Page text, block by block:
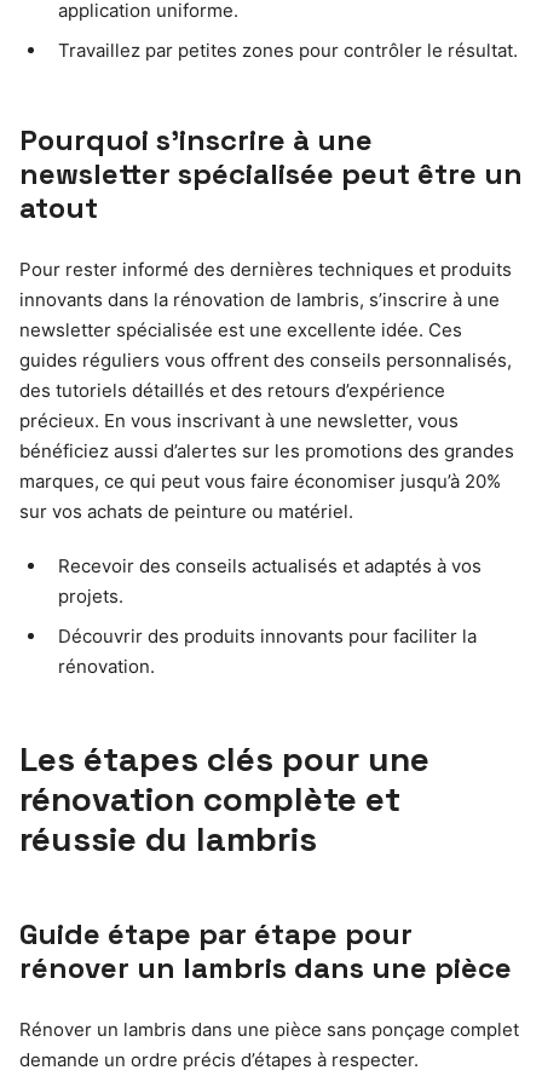
application uniforme.
Travaillez par petites zones pour contrôler le résultat.
Pourquoi s’inscrire à une
newsletter spécialisée peut être un
atout
Pour rester informé des dernières techniques et produits
innovants dans la rénovation de lambris, s’inscrire à une
newsletter spécialisée est une excellente idée. Ces
guides réguliers vous offrent des conseils personnalisés,
des tutoriels détaillés et des retours d’expérience
précieux. En vous inscrivant à une newsletter, vous
bénéficiez aussi d’alertes sur les promotions des grandes
marques, ce qui peut vous faire économiser jusqu’à 20%
sur vos achats de peinture ou matériel.
Recevoir des conseils actualisés et adaptés à vos
projets.
Découvrir des produits innovants pour faciliter la
rénovation.
Les étapes clés pour une
rénovation complète et
réussie du lambris
Guide étape par étape pour
rénover un lambris dans une pièce
Rénover un lambris dans une pièce sans ponçage complet
demande un ordre précis d’étapes à respecter.